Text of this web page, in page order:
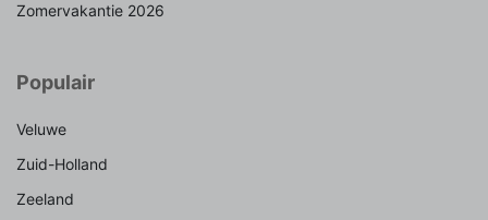
Zomervakantie 2026
Populair
Veluwe
Zuid-Holland
Zeeland